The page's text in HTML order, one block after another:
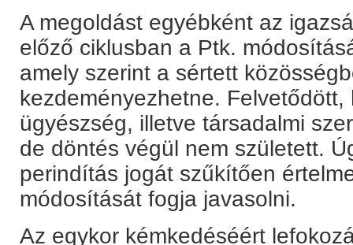
A megoldást egyébként az
előző ciklusban a Ptk.
amely szerint a sértett
kezdeményezhetne.
ügyészség, illetve társadalmi
de döntés végül nem született.
perindítás jogát szűkítően
módosítását fogja javasolni.
Az egykor kémkedéséért